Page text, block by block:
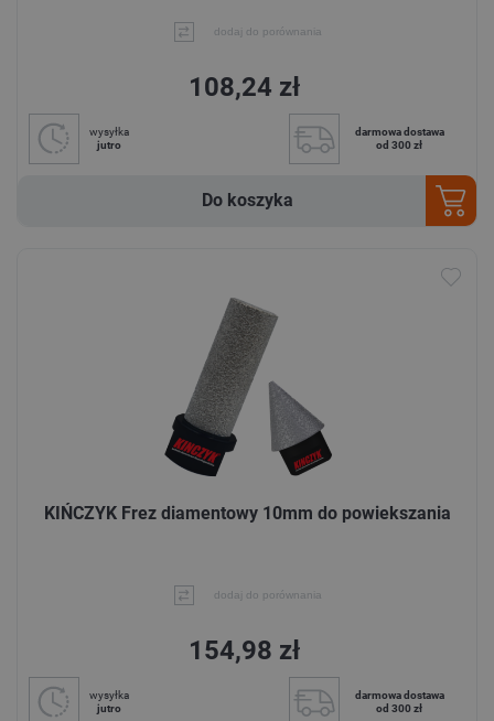
dodaj do porównania
108,24 zł
wysyłka
jutro
darmowa dostawa
od 300 zł
Do koszyka
KIŃCZYK Frez diamentowy 10mm do powiekszania
dodaj do porównania
154,98 zł
wysyłka
jutro
darmowa dostawa
od 300 zł